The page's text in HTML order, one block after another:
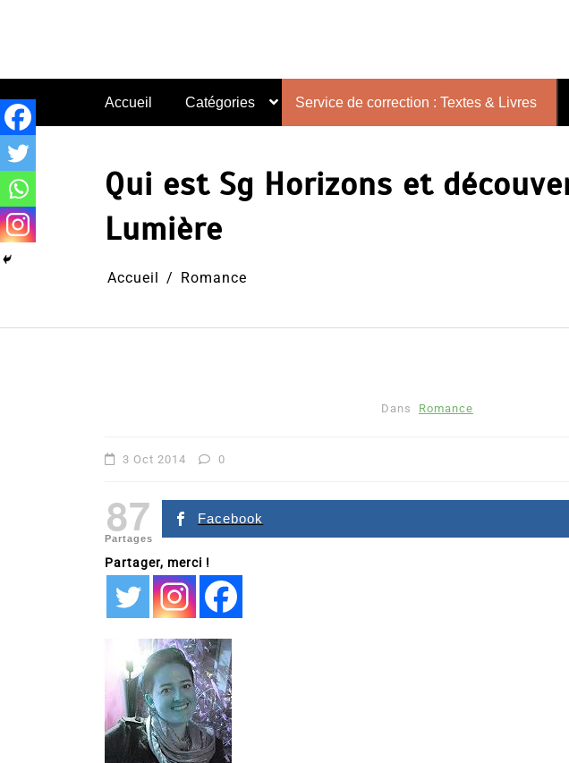
Accueil Catégories Service de correction : Textes & Livres
Qui est Sg Horizons et
Lumière
Accueil Romance
Dans Romance
3 Oct 2014 0
87
Partages
Facebook
Partager, merci !
Dans Romance
Romances – l’actualité : été
2026
6 Juil 2026